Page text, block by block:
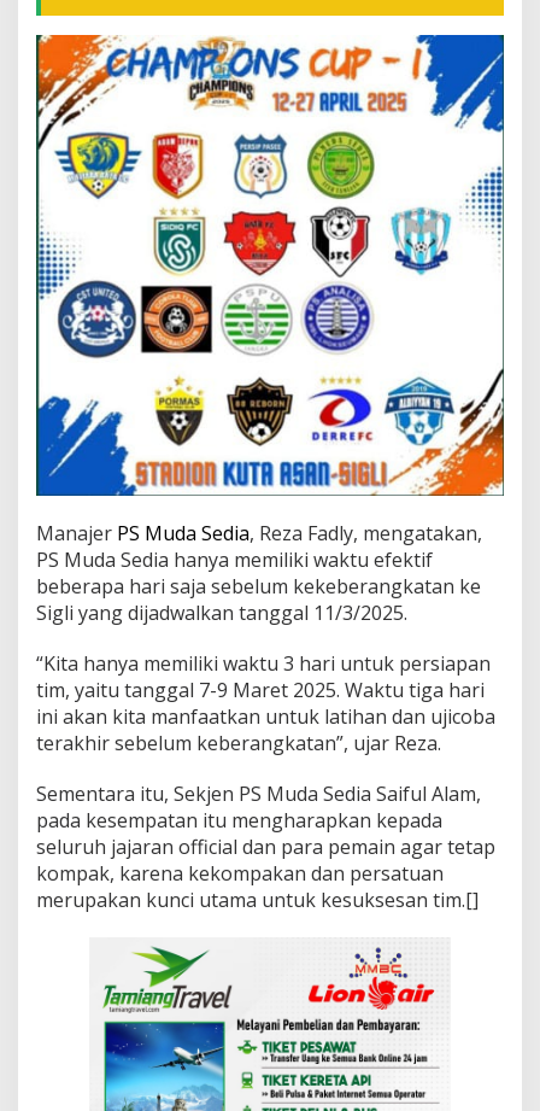
a
P
s
a
B
e
r
s
a
m
a
Manajer PS Muda Sedia, Reza Fadly, mengatakan,
PS Muda Sedia hanya memiliki waktu efektif
beberapa hari saja sebelum kekeberangkatan ke
Sigli yang dijadwalkan tanggal 11/3/2025.
“Kita hanya memiliki waktu 3 hari untuk persiapan
tim, yaitu tanggal 7-9 Maret 2025. Waktu tiga hari
ini akan kita manfaatkan untuk latihan dan ujicoba
terakhir sebelum keberangkatan”, ujar Reza.
Sementara itu, Sekjen PS Muda Sedia Saiful Alam,
pada kesempatan itu mengharapkan kepada
seluruh jajaran official dan para pemain agar tetap
kompak, karena kekompakan dan persatuan
merupakan kunci utama untuk kesuksesan tim.[]